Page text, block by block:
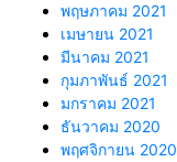
พฤษภาคม 2021
เมษายน 2021
มีนาคม 2021
กุมภาพันธ์ 2021
มกราคม 2021
ธันวาคม 2020
พฤศจิกายน 2020